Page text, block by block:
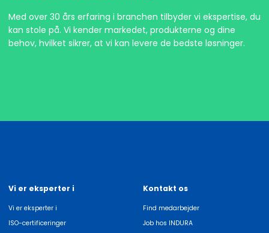
Med over 30 års erfaring i branchen tilbyder vi ekspertise, du
kan stole på. Vi kender markedet, produkterne og dine
behov, hvilket sikrer, at vi kan levere de bedste løsninger.
Vi er eksperter i
Vi er eksperter i
ISO-certificeringer
Kontakt os
Find medarbejder
Job hos INDURA